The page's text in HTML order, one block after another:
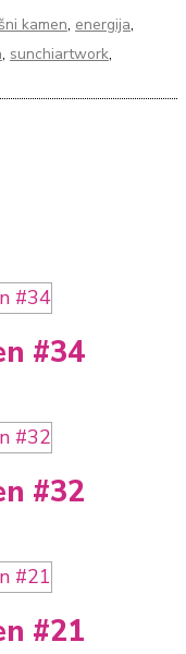
kamen, energija,
, sunchiartwork,
#34
#32
#21